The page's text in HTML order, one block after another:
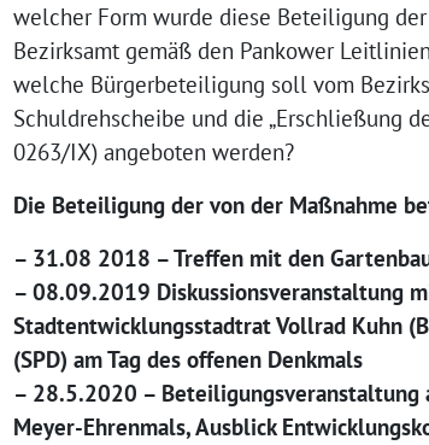
welcher Form wurde diese Beteiligung
Bezirksamt gemäß den Pankower
welche Bürgerbeteiligung soll vom
Schuldrehscheibe und die „Erschließung
0263/IX) angeboten werden?
Die Beteiligung der von der Maßnahme
– 31.08 2018 – Treffen mit den
– 08.09.2019 Diskussionsveranstaltung
Stadtentwicklungsstadtrat Vollrad Kuhn
(SPD) am Tag des offenen Denkmals
– 28.5.2020 – Beteiligungsveranstaltung
Meyer-Ehrenmals, Ausblick